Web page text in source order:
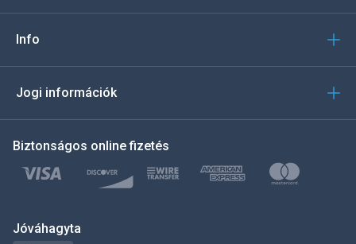
Türkçe
Polski
Info
Jogi információk
Biztonságos online fizetés
Jóváhagyta